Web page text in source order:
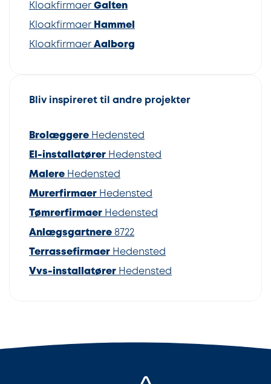
Kloakfirmaer Galten
Kloakfirmaer Hammel
Kloakfirmaer Aalborg
Bliv inspireret til andre projekter
Brolæggere Hedensted
El-installatører Hedensted
Malere Hedensted
Murerfirmaer Hedensted
Tømrerfirmaer Hedensted
Anlægsgartnere 8722
Terrassefirmaer Hedensted
Vvs-installatører Hedensted